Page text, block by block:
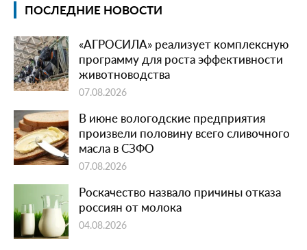
ПОСЛЕДНИЕ НОВОСТИ
«АГРОСИЛА» реализует комплексную
программу для роста эффективности
животноводства
07.08.2026
В июне вологодские предприятия
произвели половину всего сливочного
масла в СЗФО
07.08.2026
Роскачество назвало причины отказа
россиян от молока
04.08.2026